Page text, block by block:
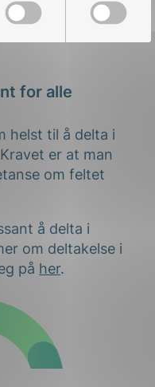
Snorre
for alle
helst til å delta i
er at man
om feltet
å delta i
om deltakelse i
på her.